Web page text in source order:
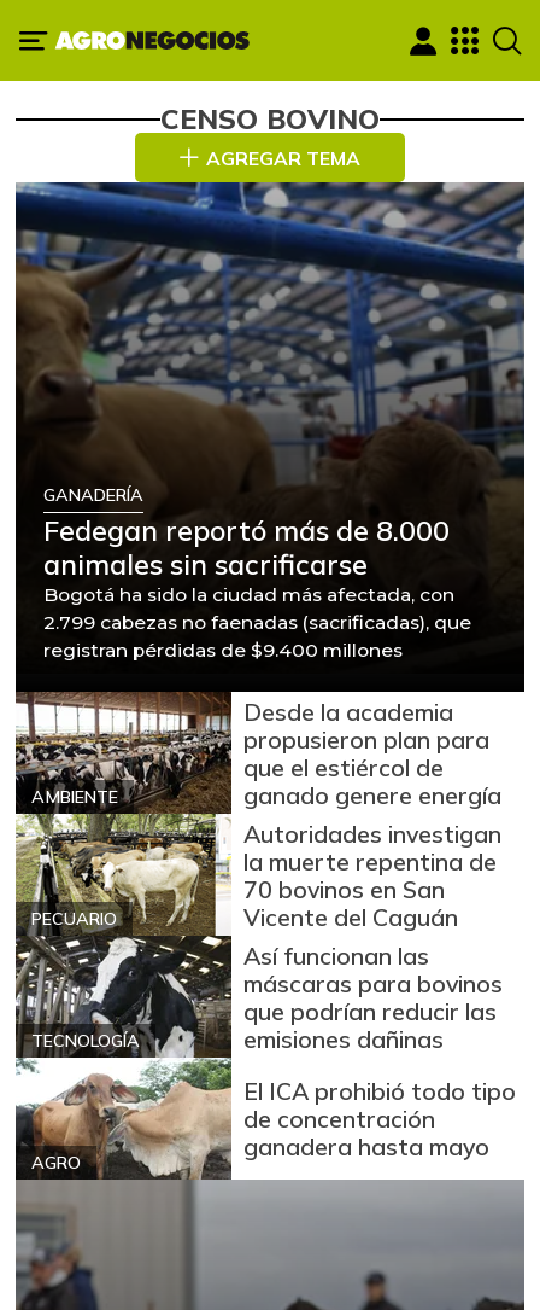
CENSO BOVINO
AGREGAR TEMA
GANADERÍA
Fedegan reportó más de 8.000
animales sin sacrificarse
Bogotá ha sido la ciudad más afectada, con
2.799 cabezas no faenadas (sacrificadas), que
registran pérdidas de $9.400 millones
AMBIENTE
Desde la academia
propusieron plan para
que el estiércol de
ganado genere energía
PECUARIO
Autoridades investigan
la muerte repentina de
70 bovinos en San
Vicente del Caguán
TECNOLOGÍA
Así funcionan las
máscaras para bovinos
que podrían reducir las
emisiones dañinas
AGRO
El ICA prohibió todo tipo
de concentración
ganadera hasta mayo